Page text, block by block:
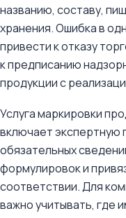
названию, составу,
хранения. Ошибка в
привести к отказу
к предписанию
продукции с
Услуга маркировки
включает экспертную
обязательных
формулировок и
соответствии. Для
важно учитывать, где